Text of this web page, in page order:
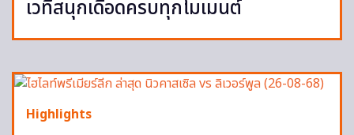
เวทีสนุกเดือดครบทุกโมเมนต์
Highlights